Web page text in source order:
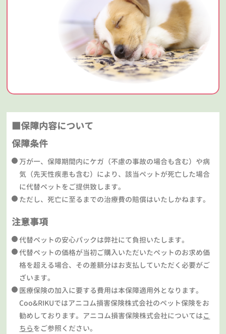
■保障内容について
保障条件
万が一、保障期間内にケガ（不慮の事故の場合も含む）や病
気（先天性疾患も含む）により、該当ペットが死亡した場合
に代替ペットをご提供致します。
ただし、死亡に至るまでの治療費の賠償はいたしかねます。
注意事項
代替ペットの安心パックは弊社にて負担いたします。
代替ペットの価格が当初ご購入いただいたペットのお求め価
格を超える場合、その差額分はお支払していただく必要がご
ざいます。
医療保険の加入に要する費用は本保障適用外となります。
Coo&RIKUではアニコム損害保険株式会社のペット保険をお
勧めしております。アニコム損害保険株式会社についてはこ
ちらをご参照ください。